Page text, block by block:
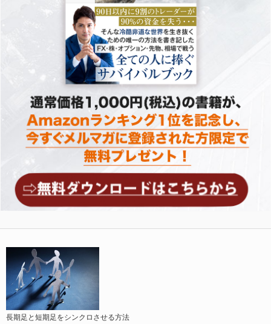
長期足と短期足をシンクロさせる方法